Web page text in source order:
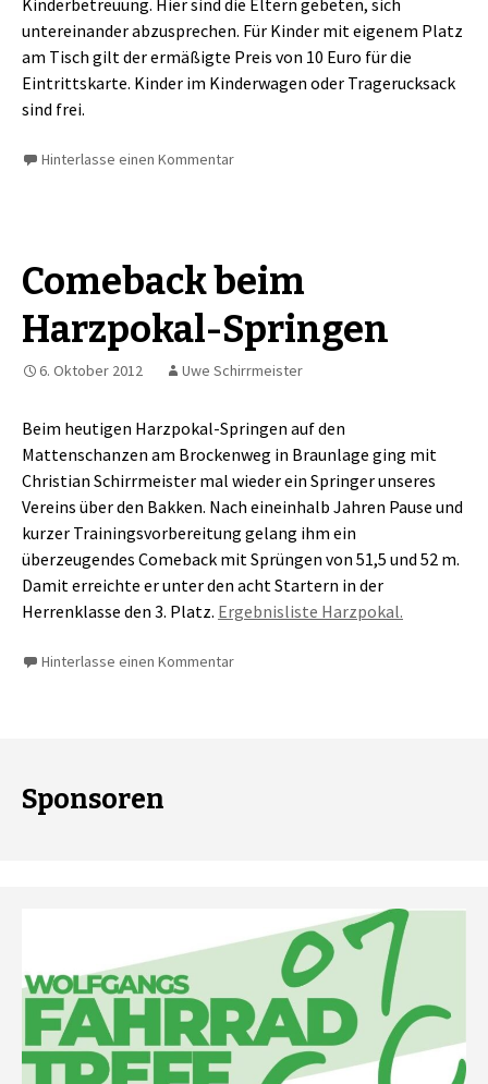
Kinderbetreuung. Hier sind die Eltern gebeten, sich
untereinander abzusprechen. Für Kinder mit eigenem Platz
am Tisch gilt der ermäßigte Preis von 10 Euro für die
Eintrittskarte. Kinder im Kinderwagen oder Tragerucksack
sind frei.
Hinterlasse einen Kommentar
Comeback beim
Harzpokal-Springen
6. Oktober 2012 Uwe Schirrmeister
Beim heutigen Harzpokal-Springen auf den
Mattenschanzen am Brockenweg in Braunlage ging mit
Christian Schirrmeister mal wieder ein Springer unseres
Vereins über den Bakken. Nach eineinhalb Jahren Pause und
kurzer Trainingsvorbereitung gelang ihm ein
überzeugendes Comeback mit Sprüngen von 51,5 und 52 m.
Damit erreichte er unter den acht Startern in der
Herrenklasse den 3. Platz. Ergebnisliste Harzpokal.
Hinterlasse einen Kommentar
Sponsoren